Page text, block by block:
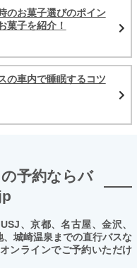
のお菓子選びのポイン
菓子を紹介！
の車内で睡眠するコツ
予約ならバ
、京都、名古屋、金沢、
城崎温泉までの直行バスな
ンラインでご予約いただけ